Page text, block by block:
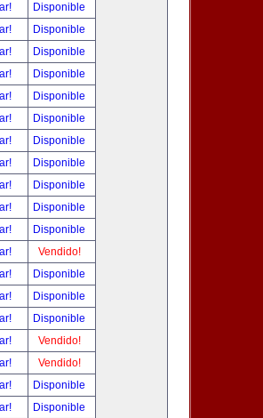
Disponible
Disponible
Disponible
Disponible
Disponible
Disponible
Disponible
Disponible
Disponible
Disponible
Disponible
Vendido!
Disponible
Disponible
Disponible
Vendido!
Vendido!
Disponible
Disponible